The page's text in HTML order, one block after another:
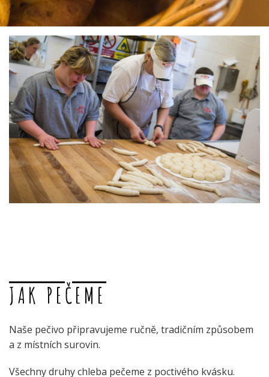
JAK PEČEME
Naše pečivo připravujeme ručně, tradičním způsobem
a z místních surovin.
Všechny druhy chleba pečeme z poctivého kvásku.